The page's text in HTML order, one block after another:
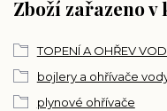
Zboží zařazeno
TOPENÍ A OHŘEV
bojlery a ohřívače
plynové ohřívače